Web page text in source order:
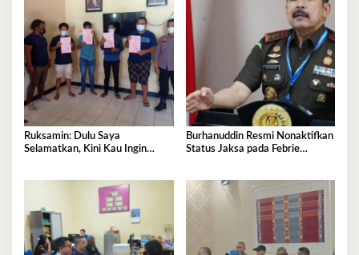
Ruksamin: Dulu Saya
Selamatkan, Kini Kau Ingin
Burhanuddin Resmi Nonaktifkan
Status Jaksa pada Febrie